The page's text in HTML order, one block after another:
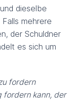
dieselbe
Falls mehrere
der Schuldner
es sich um
fordern
fordern kann, der